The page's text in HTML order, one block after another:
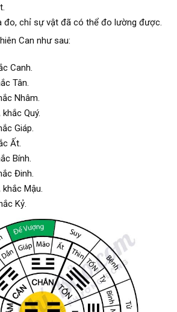
đo, chỉ sự vật đã có thể đo lường được.
Can như sau:
Canh.
Tân.
Nhâm.
Quý.
Giáp.
Ất.
Bính.
Đinh.
Mậu.
Kỷ.